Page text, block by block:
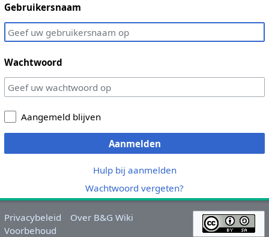
Gebruikersnaam
Wachtwoord
Aangemeld blijven
Aanmelden
Hulp bij aanmelden
Wachtwoord vergeten?
Privacybeleid
Over B&G Wiki
Voorbehoud